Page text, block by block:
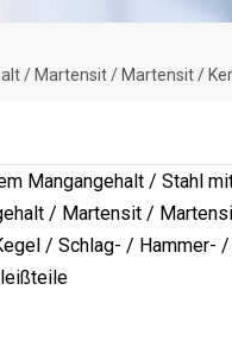
/ Martensit / Martensit /